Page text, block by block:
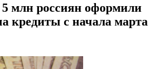
млн россиян оформили
кредиты с начала марта